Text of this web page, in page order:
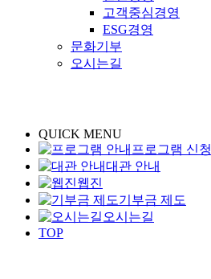
고객중심경영
ESG경영
문화기부
오시는길
QUICK MENU
프로그램 신청
대관 안내
웹진
기부금 제도
오시는길
TOP